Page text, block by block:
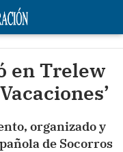
en Trelew
organizado y
de Socorros